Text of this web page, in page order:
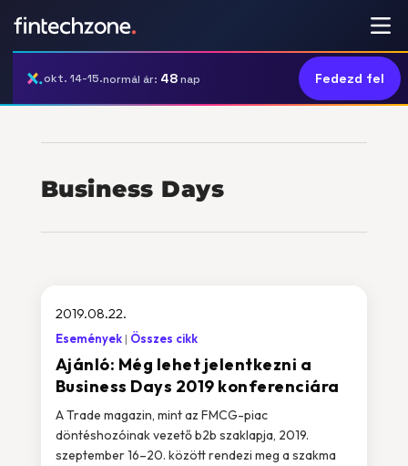
okt. 14-15.normál ár: 48nap Fedezd fel
Business Days
Ajánló: Még lehet jelentkezni a
Business Days 2019 konferenciára
2019.08.22.
Események Összes cikk
A Trade magazin, mint az FMCG-piac
döntéshozóinak vezető b2b szaklapja, 2019.
szeptember 16–20. között rendezi meg a szakma